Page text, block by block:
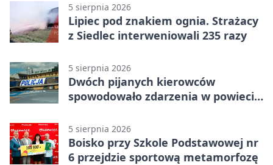
5 sierpnia 2026
Lipiec pod znakiem ognia. Strażacy
z Siedlec interweniowali 235 razy
5 sierpnia 2026
Dwóch pijanych kierowców
spowodowało zdarzenia w powiecie
5 sierpnia 2026
Boisko przy Szkole Podstawowej nr
6 przejdzie sportową metamorfozę